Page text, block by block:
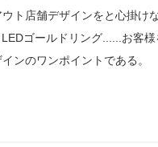
ト店舗デザインをと心掛け
ゴールドリング......お客
ンのワンポイントである。